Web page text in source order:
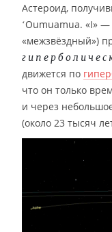
Астероид,
ʻOumuamua. «I»
«межзвёздный»)
движется по
что он только
и через
(около 23 тысяч